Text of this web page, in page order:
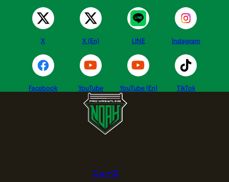
X X (En) LINE Instagram
Facebook YouTube YouTube (En) TikTok
ニュース